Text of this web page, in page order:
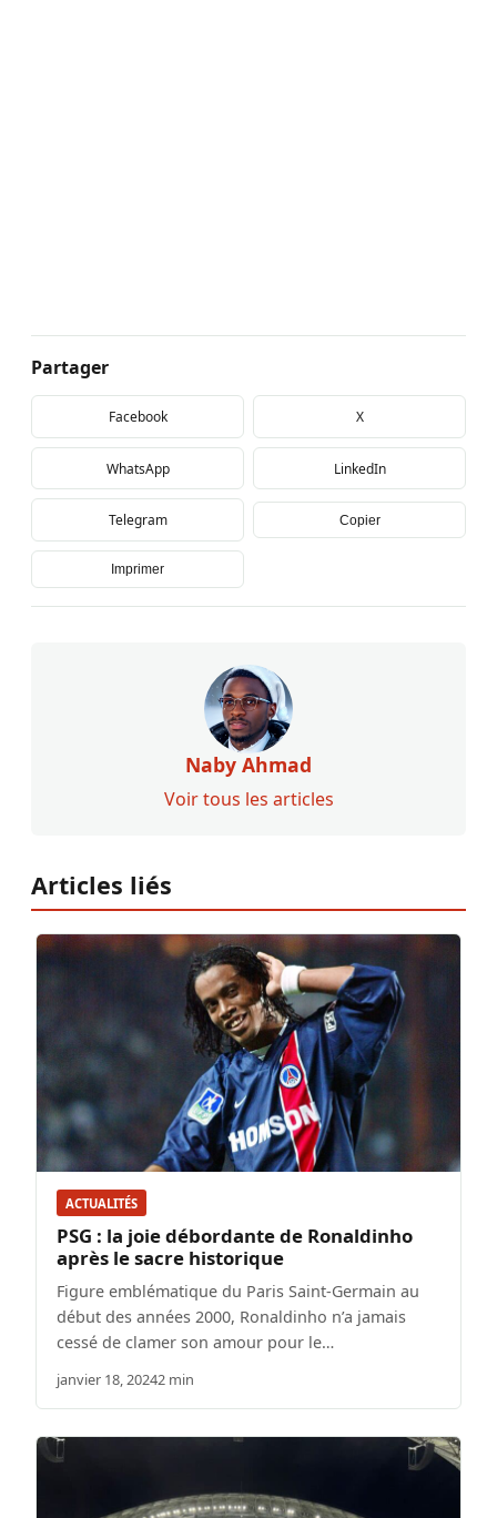
Partager
Facebook X
WhatsApp LinkedIn
Telegram Copier
Imprimer
Naby Ahmad
Voir tous les articles
Articles liés
ACTUALITÉS
PSG : la joie débordante de Ronaldinho
après le sacre historique
Figure emblématique du Paris Saint-Germain au
début des années 2000, Ronaldinho n’a jamais
cessé de clamer son amour pour le…
janvier 18, 20242 min